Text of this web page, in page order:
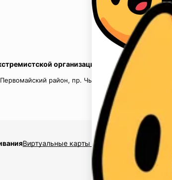
организацией в России.
район, пр. Чынгыз Айтматов, д.16,
Виртуальные карты $2,5 Накрутка